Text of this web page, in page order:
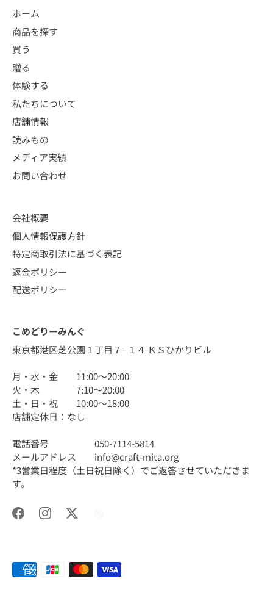
ホーム
商品を探す
買う
贈る
体験する
私たちについて
店舗情報
読みもの
メディア実績
お問い合わせ
会社概要
個人情報保護方針
特定商取引法に基づく表記
返金ポリシー
配送ポリシー
こめどりーみんぐ
東京都港区芝公園１丁目７−１４ ＫＳひかりビル
月・水・金 11:00〜20:00
火・木 7:10〜20:00
土・日・祝 10:00〜18:00
店舗定休日：なし
電話番号 050-7114-5814
メールアドレス info@craft-mita.org
*3営業日程度（土日祝日除く）でご返答させていただきま
す。